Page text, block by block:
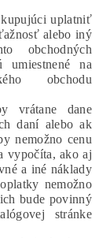
kupujúci uplatniť
alebo iný
obchodných
umiestnené na
obchodu
vrátane dane
daní alebo ak
nemožno cenu
vypočíta, ako aj
a iné náklady
nemožno
bude povinný
stránke